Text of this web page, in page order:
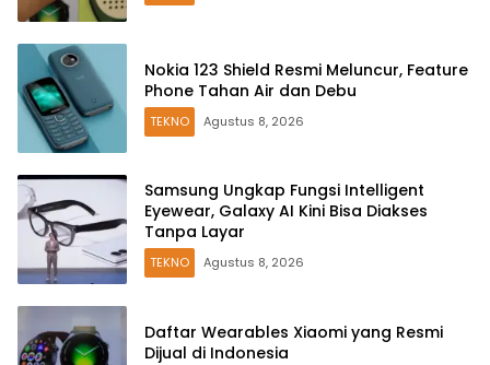
Nokia 123 Shield Resmi Meluncur, Feature
Phone Tahan Air dan Debu
TEKNO Agustus 8, 2026
Samsung Ungkap Fungsi Intelligent
Eyewear, Galaxy AI Kini Bisa Diakses
Tanpa Layar
TEKNO Agustus 8, 2026
Daftar Wearables Xiaomi yang Resmi
Dijual di Indonesia